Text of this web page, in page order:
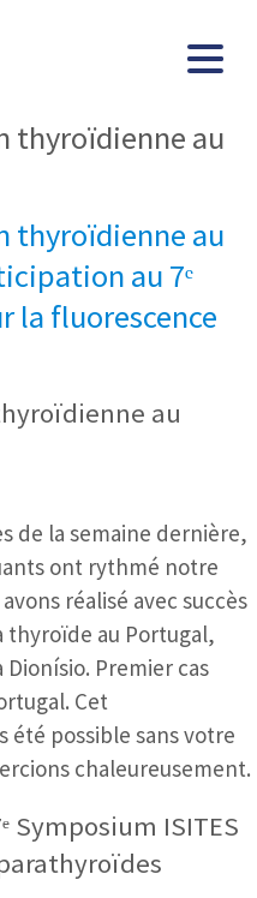
thyroïdienne au
thyroïdienne au
au 7ᵉ
la fluorescence
au
de la semaine dernière,
ont rythmé notre
réalisé avec succès
au Portugal,
Dionísio. Premier cas
Cet
été possible sans votre
chaleureusement.
Symposium ISITES